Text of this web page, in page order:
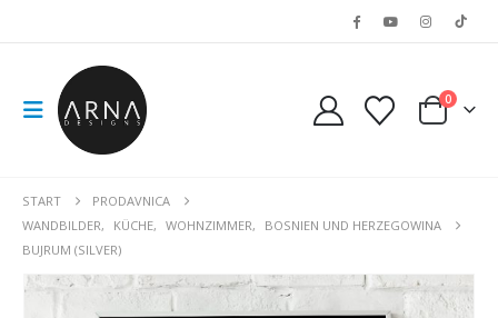
0
START
PRODAVNICA
WANDBILDER, KÜCHE, WOHNZIMMER,
BOSNIEN UND HERZEGOWINA
BUJRUM (SILVER)